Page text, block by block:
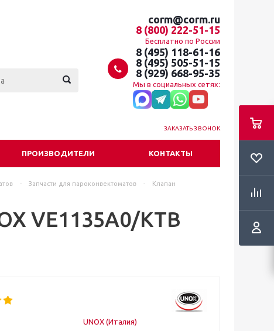
corm@corm.ru
8 (800) 222-51-15
Бесплатно по России
8 (495) 118-61-16
8 (495) 505-51-15
8 (929) 668-95-35
Мы в социальных сетях:
ЗАКАЗАТЬ ЗВОНОК
ПРОИЗВОДИТЕЛИ КОНТАКТЫ
- Запчасти для пароконвектоматов -
Клапан
VE1135A0/KTB
UNOX (Италия)